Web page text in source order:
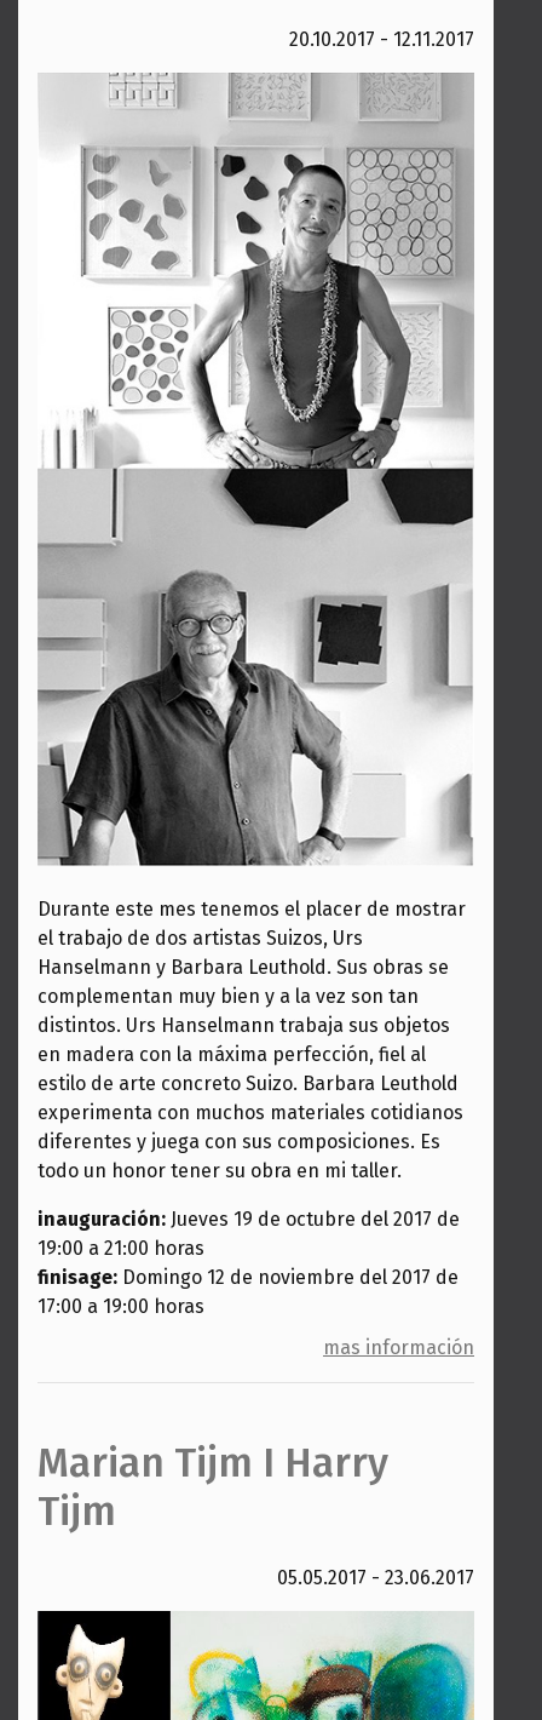
20.10.2017 - 12.11.2017
Durante este mes tenemos el placer de mostrar
el trabajo de dos artistas Suizos, Urs
Hanselmann y Barbara Leuthold. Sus obras se
complementan muy bien y a la vez son tan
distintos. Urs Hanselmann trabaja sus objetos
en madera con la máxima perfección, fiel al
estilo de arte concreto Suizo. Barbara Leuthold
experimenta con muchos materiales cotidianos
diferentes y juega con sus composiciones. Es
todo un honor tener su obra en mi taller.
inauguración: Jueves 19 de octubre del 2017 de
19:00 a 21:00 horas
finisage: Domingo 12 de noviembre del 2017 de
17:00 a 19:00 horas
mas información
Marian Tijm I Harry
Tijm
05.05.2017 - 23.06.2017